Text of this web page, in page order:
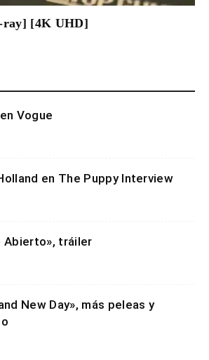
ray] [4K UHD]
Vogue
en The Puppy Interview
Abierto», tráiler
New Day», más peleas y